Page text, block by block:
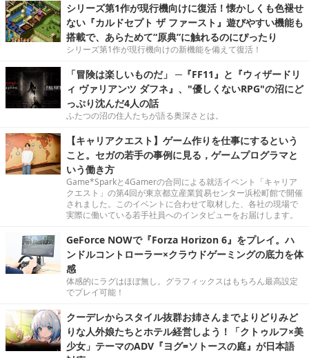
シリーズ第1作が現行機向けに復活！懐かしくも色褪せ
ない『カルドセプト ザ ファースト』遊びやすい機能も
搭載で、あらためて“原典”に触れるのにぴったり
シリーズ第1作が現行機向けの新機能を備えて復活！
「冒険は楽しいものだ」 ─『FF11』と『ウィザードリ
ィ ヴァリアンツ ダフネ』、"優しくないRPG"の沼にど
っぷり沈んだ4人の話
ふたつの沼の住人たちが語る奥深さとは。
【キャリアクエスト】ゲーム作りを仕事にするという
こと。セガの若手の事例に見る，ゲームプログラマと
いう働き方
Game*Sparkと4Gamerの合同による就活イベント「キャリア
クエスト」の第4回が東京都立産業貿易センター浜松町館で開催
されました。このイベントに合わせて取材した、各社の現場で
実際に働いている若手社員へのインタビューをお届けします。
GeForce NOWで『Forza Horizon 6』をプレイ。ハ
ンドルコントローラー×クラウドゲーミングの底力を体
感
体感的にラグはほぼ無し。グラフィックスはもちろん最高設定
でプレイ可能！
クーデレからスタイル抜群お姉さんまでよりどりみど
りな人外娘たちとホテル経営しよう！「クトゥルフ×美
少女」テーマのADV『ヨグ=ソトースの庭』が日本語